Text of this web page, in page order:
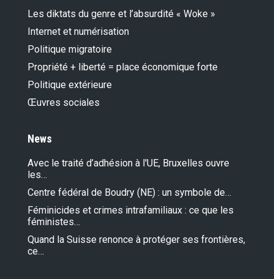
Les diktats du genre et l’absurdité « Woke »
Internet et numérisation
Politique migratoire
Propriété + liberté = place économique forte
Politique extérieure
Œuvres sociales
News
Avec le traité d’adhésion à l'UE, Bruxelles ouvre
les…
Centre fédéral de Boudry (NE) : un symbole de…
Féminicides et crimes intrafamiliaux : ce que les
féministes…
Quand la Suisse renonce à protéger ses frontières,
ce…